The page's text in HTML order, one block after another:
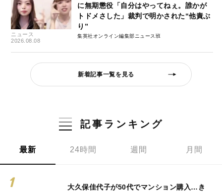
ニュース
2026.08.08
に無期懲役「自分はやってねぇ。誰かが
トドメさした」裁判で明かされた“他責ぶ
り”
集英社オンライン編集部ニュース班
新着記事一覧を見る
記事ランキング
最新 24時間 週間 月間
大久保佳代子が50代でマンション購入…き